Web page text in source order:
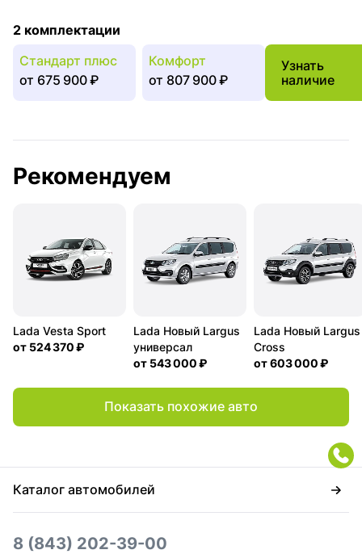
2 комплектации
Стандарт плюс
от 675 900 ₽
Комфорт
от 807 900 ₽
Узнать
наличие
Рекомендуем
Lada Vesta Sport
от 524 370 ₽
Lada Новый Largus
универсал
от 543 000 ₽
Lada Новый Largus
Cross
от603 000 ₽
Показать похожие авто
Каталог автомобилей
8 (843) 202-39-00